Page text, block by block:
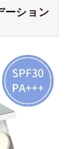
ーション